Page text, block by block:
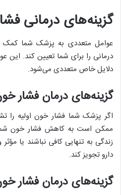
گزینه‌های درمانی
عوامل متعددی به پزشک شما کمک
درمانی را برای شما تعیین کند. این
دلایل خاص متعددی می‌شود.
گزینه‌های درمان فشار
اگر پزشک شما فشار خون اولیه را
ممکن است به کاهش فشار خون
زندگی به تنهایی کافی نباشند یا
دارو تجویز کند.
گزینه‌های درمان فشار